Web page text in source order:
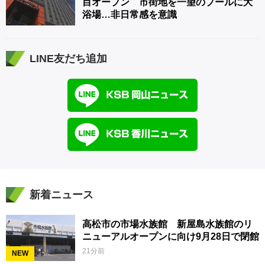
目オープン 市街地を一望のプールに大
浴場…非日常感を意識
LINE友だち追加
新着ニュース
NEW
高松市の市場水族館 新屋島水族館のリ
ニューアルオープンに向け9月28日で閉館
21分前